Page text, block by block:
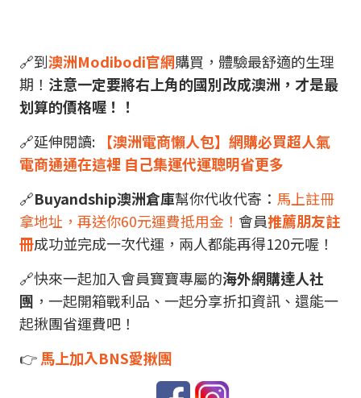
🔗到澳洲Modibodi官網購買，體驗最舒適的生理
期！ 注意一定要將右上角的國別改成澳洲，才是最
划算的價格喔！！
🔗延伸閱讀:
【澳洲電商懶人包】網購必買超人氣
電商通通在這裡 自己集運代運聰明省更多
🔗Buyandship澳洲倉庫幫你代收代寄： 馬上註冊
拿地址，再送你60元運費抵用金！ 會員推薦朋友註
冊成功並完成一次代運，兩人都能再得120元喔！
🔗快來一起加入會員寶寶專屬的海外網購達人社
團 ，一起開箱戰利品、一起分享折扣資訊、還能一
起揪團省運費吧！
👉馬上加入BNS愛揪團